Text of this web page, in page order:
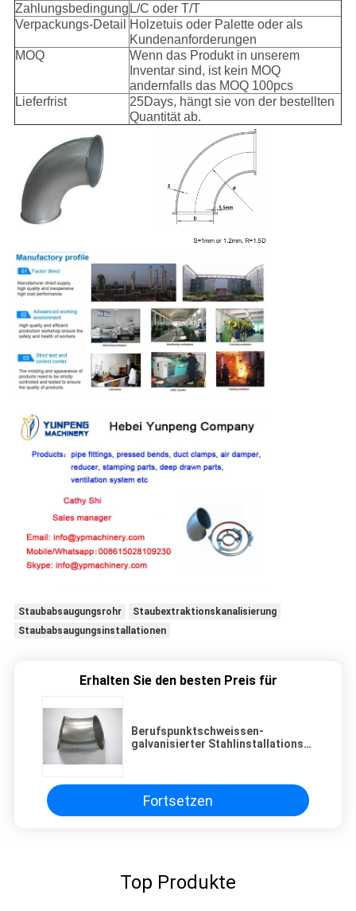
Zahlungsbedingung L/C oder T/T
Verpackungs-Detail
Holzetuis oder Palette oder als
Kundenanforderungen
MOQ
Wenn das Produkt in unserem
Inventar sind, ist kein MOQ
andernfalls das MOQ 100pcs
Lieferfrist
25Days, hängt sie von der bestellten
Quantität ab.
Staubabsaugungsrohr
Staubextraktionskanalisierung
Staubabsaugungsinstallationen
Erhalten Sie den besten Preis für
Berufspunktschweissen-
galvanisierter Stahlinstallations-
Fortsetzen
Top Produkte